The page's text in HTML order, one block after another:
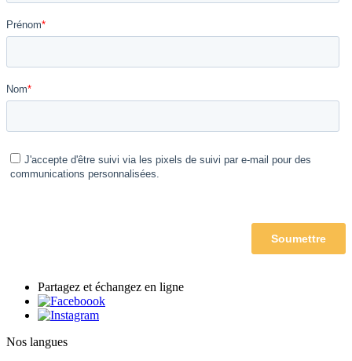
Partagez et échangez en ligne
Nos langues